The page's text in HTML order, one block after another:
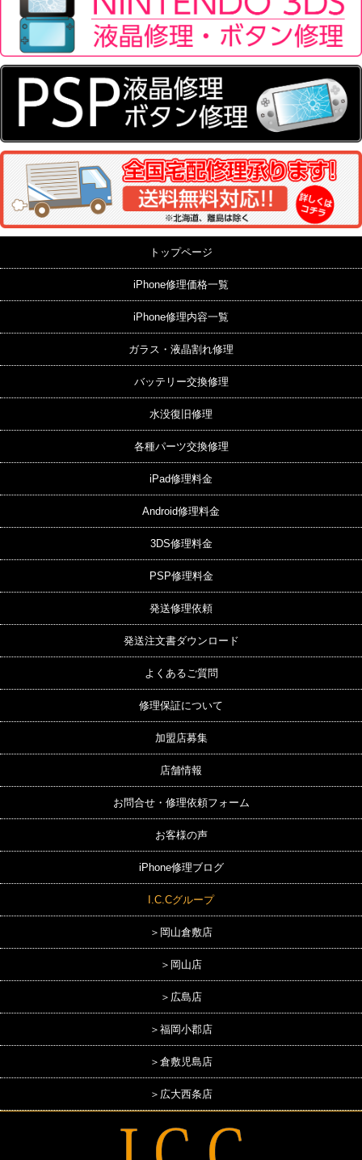
トップページ
iPhone修理価格一覧
iPhone修理内容一覧
ガラス・液晶割れ修理
バッテリー交換修理
水没復旧修理
各種パーツ交換修理
iPad修理料金
Android修理料金
3DS修理料金
PSP修理料金
発送修理依頼
発送注文書ダウンロード
よくあるご質問
修理保証について
加盟店募集
店舗情報
お問合せ・修理依頼フォーム
お客様の声
iPhone修理ブログ
I.C.Cグループ
＞岡山倉敷店
＞岡山店
＞広島店
＞福岡小郡店
＞倉敷児島店
＞広大西条店